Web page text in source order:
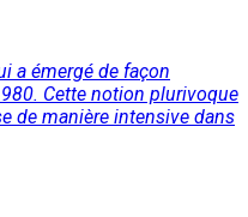
a émergé de façon
Cette notion plurivoque
de manière intensive dans